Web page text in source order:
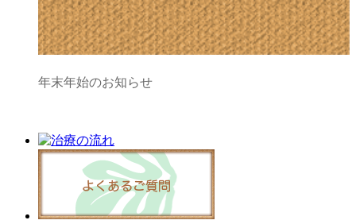
年末年始のお知らせ